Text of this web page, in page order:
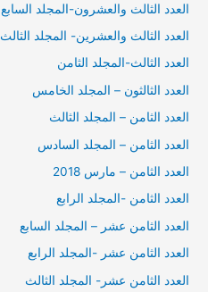
العدد الثالث والعشرون-المجلد السابع
العدد الثالث والعشرين- المجلد الثالث
العدد الثالث-المجلد الثامن
العدد الثالثون – المجلد الخامس
العدد الثامن – المجلد الثالث
العدد الثامن – المجلد السادس
العدد الثامن – مارس 2018
العدد الثامن -المجلد الرابع
العدد الثامن عشر – المجلد السابع
العدد الثامن عشر -المجلد الرابع
العدد الثامن عشر- المجلد الثالث